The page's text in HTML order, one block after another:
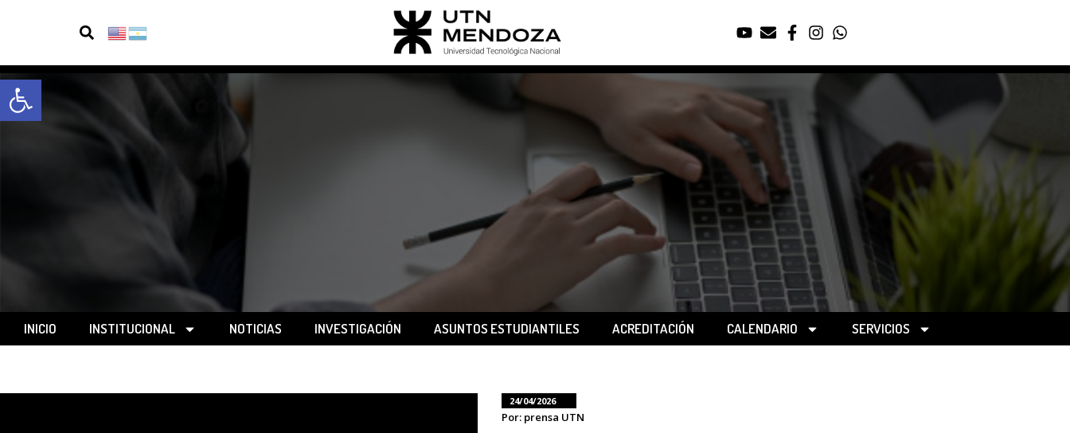
Open toolbar
INICIO INSTITUCIONAL NOTICIAS INVESTIGACIÓN ASUNTOS ESTUDIANTILES ACREDITACIÓN CALENDARIO SERVICIOS
24/04/2026
Por: prensa UTN